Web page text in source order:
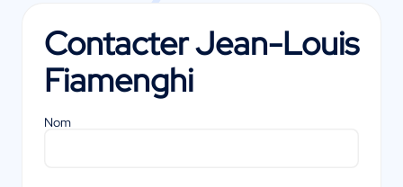
ContacterJean-Louis
Fiamenghi
Nom